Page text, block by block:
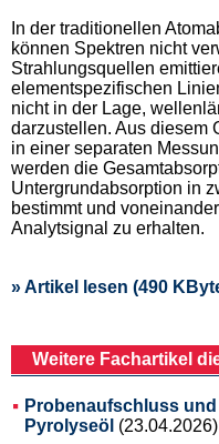
In der traditionellen
können Spektren nicht
Strahlungsquellen
elementspezifischen
nicht in der Lage,
darzustellen. Aus diesem
in einer separaten
werden die
Untergrundabsorption in
bestimmt und
Analytsignal zu erhalten.
» Artikel lesen (490
Weitere Fachartikel
Probenaufschluss
Pyrolyseöl (23.04.2026)